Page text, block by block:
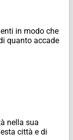
in modo che
quanto accade
nella sua
città e di